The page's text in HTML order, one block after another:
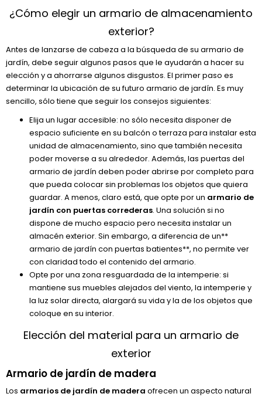
¿Cómo elegir un armario de almacenamiento
exterior?
Antes de lanzarse de cabeza a la búsqueda de su armario de
jardín, debe seguir algunos pasos que le ayudarán a hacer su
elección y a ahorrarse algunos disgustos. El primer paso es
determinar la ubicación de su futuro armario de jardín. Es muy
sencillo, sólo tiene que seguir los consejos siguientes:
Elija un lugar accesible: no sólo necesita disponer de
espacio suficiente en su balcón o terraza para instalar esta
unidad de almacenamiento, sino que también necesita
poder moverse a su alrededor. Además, las puertas del
armario de jardín deben poder abrirse por completo para
que pueda colocar sin problemas los objetos que quiera
guardar. A menos, claro está, que opte por un armario de
jardín con puertas correderas. Una solución si no
dispone de mucho espacio pero necesita instalar un
almacén exterior. Sin embargo, a diferencia de un**
armario de jardín con puertas batientes**, no permite ver
con claridad todo el contenido del armario.
Opte por una zona resguardada de la intemperie: si
mantiene sus muebles alejados del viento, la intemperie y
la luz solar directa, alargará su vida y la de los objetos que
coloque en su interior.
Elección del material para un armario de
exterior
Armario de jardín de madera
Los armarios de jardín de madera ofrecen un aspecto natural